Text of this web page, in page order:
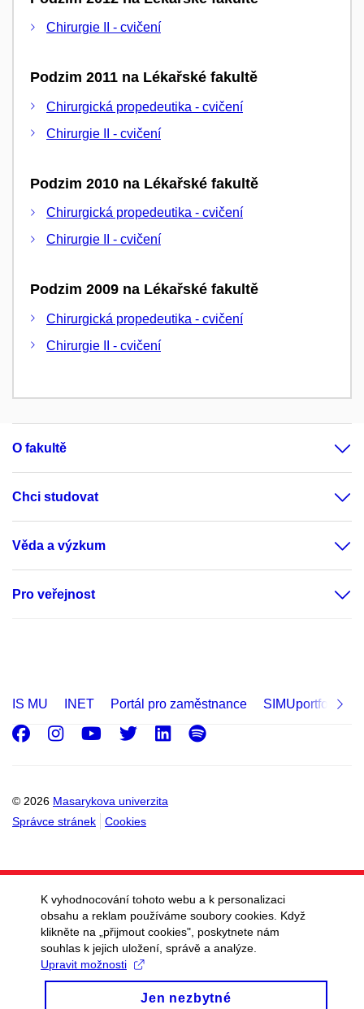
Chirurgie II - cvičení
Podzim 2011 na Lékařské fakultě
Chirurgická propedeutika - cvičení
Chirurgie II - cvičení
Podzim 2010 na Lékařské fakultě
Chirurgická propedeutika - cvičení
Chirurgie II - cvičení
Podzim 2009 na Lékařské fakultě
Chirurgická propedeutika - cvičení
Chirurgie II - cvičení
O fakultě
Chci studovat
Věda a výzkum
Pro veřejnost
IS MU INET Portál pro zaměstnance SIMUportfolio
© 2026 Masarykova univerzita
Správce stránek
Cookies
Facebook
Instagram
Youtube
Twitter
LinkedIn
Spotify
K vyhodnocování tohoto webu a k personalizaci
obsahu a reklam používáme soubory cookies. Když
klikněte na „přijmout cookies", poskytnete nám
souhlas k jejich uložení, správě a analýze.
Upravit možnosti
Jen nezbytné